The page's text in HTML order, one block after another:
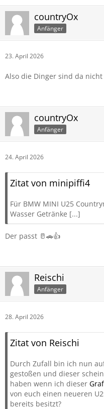
countryOx
Anfänger
23. April 2026
Also die Dinger sind da
countryOx
Anfänger
24. April 2026
Zitat von minipiffi4
Für BMW MINI U25
Wasser Getränke [...]
Der passt 🥛🚗👍
Reischi
Anfänger
28. April 2026
Zitat von Reischi
Durch Zufall bin ich nun
gestoßen und dieser
haben wenn ich dieser
von euch einen neueren
bereits besitzt?